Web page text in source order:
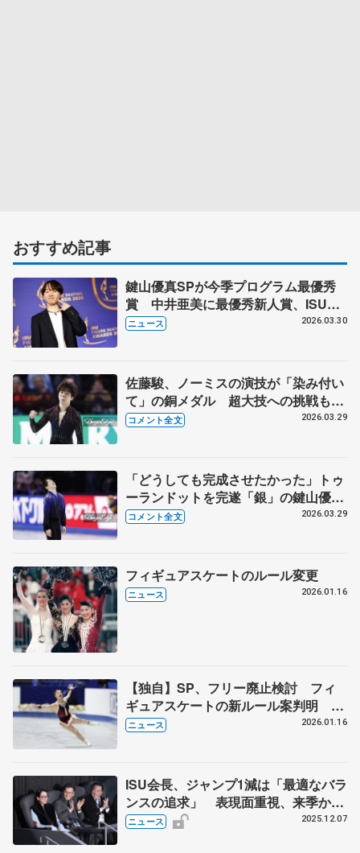
おすすめ記事
鍵山優真SPが今季プログラム最優秀
賞 中井亜美に最優秀新人賞、ISUス
ケーティング・アワード
ニュース 2026.03.30
佐藤駿、ノーミスの演技が「染み付い
て」の銅メダル 超大技への挑戦も視
野に来季へ「やりたい気持ちはすごく
コメント全文 2026.03.29
「どうしても完成させたかった」トゥ
ーランドットを完遂「銀」の鍵山優
真 「正直、4年後は…」【世界フィ
コメント全文 2026.03.29
フィギュアスケートのルール変更
ニュース 2026.01.16
【独自】SP、フリー廃止検討 フィ
ギュアスケートの新ルール案判明 27
～28年シーズンからTPとAP導入へ
ニュース 2026.01.16
ISU会長、ジャンプ1減は「最適なバラ
ンスの追求」 表現面重視、来季から
ルール変更 浅田真央さんは「次世代
ニュース 2025.12.07